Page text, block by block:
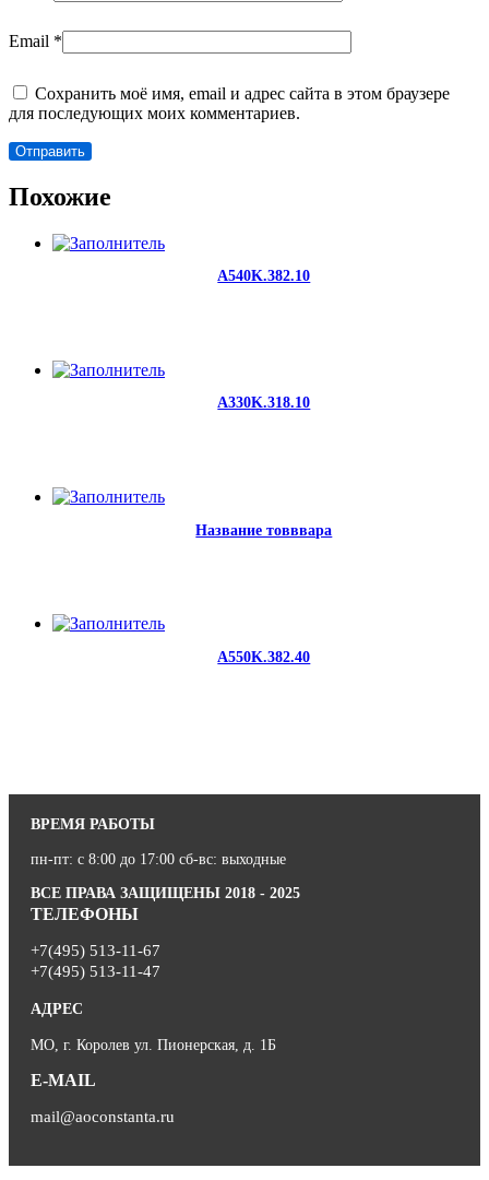
Email *
Сохранить моё имя, email и адрес сайта в этом браузере
для последующих моих комментариев.
Похожие
A540K.382.10
A330K.318.10
Название товввара
A550K.382.40
ВРЕМЯ РАБОТЫ
пн-пт: с 8:00 до 17:00 сб-вс: выходные
ВСЕ ПРАВА ЗАЩИЩЕНЫ 2018 - 2025
ТЕЛЕФОНЫ
+7(495) 513-11-67
+7(495) 513-11-47
АДРЕС
МО, г. Королев ул. Пионерская, д. 1Б
E-MAIL
mail@aoconstanta.ru